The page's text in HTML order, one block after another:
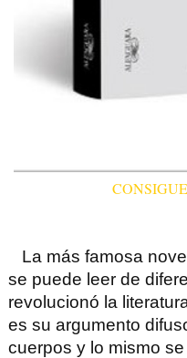
La más famosa
se puede leer de
revolucionó la
es su argumento
cuerpos y lo mismo